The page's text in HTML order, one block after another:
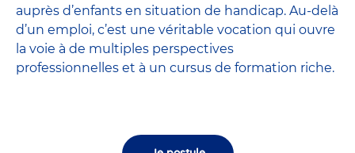
auprès d’enfants en situation de handicap. Au-delà
d’un emploi, c’est une véritable vocation qui ouvre
la voie à de multiples perspectives
professionnelles et à un cursus de formation riche.